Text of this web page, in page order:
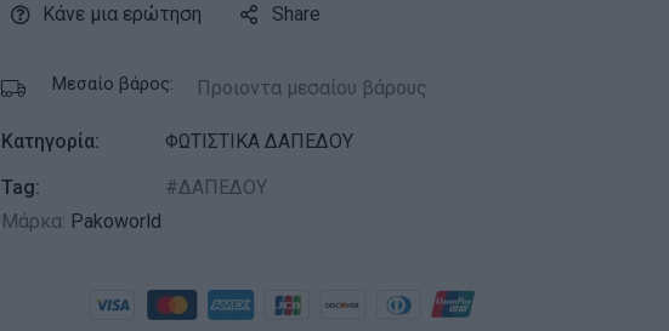
Κάνε μια ερώτηση Share
Μεσαίο βάρος: Προιοντα μεσαίου βάρους
Κατηγορία:
ΦΩΤΙΣΤΙΚΑ ΔΑΠΕΔΟΥ
Tag:
ΔΑΠΕΔΟΥ
Μάρκα: Pakoworld